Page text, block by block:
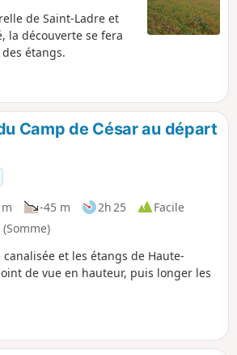
de Saint-Ladre et
la découverte se fera
étangs.
Camp de César au départ
-45 m 2h 25
Facile
et les étangs de Haute-
de vue en hauteur, puis longer les